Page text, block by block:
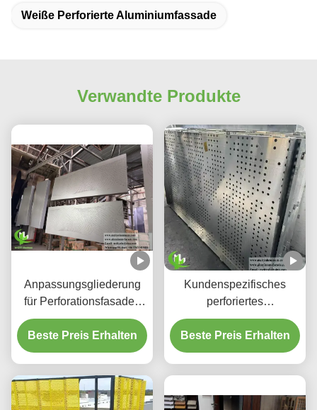
Weiße Perforierte Aluminiumfassade
Verwandte Produkte
Anpassungsgliederung
für Perforationsfasaden
aus Aluminium und
Bildschirmplatten
Beste Preis Erhalten
Kundenspezifisches
perforiertes
hinterleuchtetes
Aluminium-
Deckensystem mit
Laser-geschnittenen
Beste Preis Erhalten